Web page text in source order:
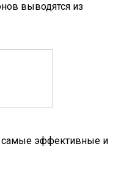
выводятся из
самые эффективные и